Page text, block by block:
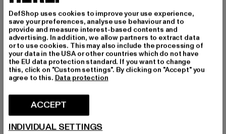
Tilaisuus: Arkivaatteet
Akselin korkeus: korkea yläosa
Tuotemerkki: Tom Tailor
Kategoria: Vapaa-ajan kengät
Color: braun
Valmistaja väri: brown
Vuori: muu materiaali
Art.Nr: 427030002499-00075
DefShop uses cookies to improve your use experience,
save your preferences, analyse use behaviour and to
provide and measure interest-based contents and
advertising. In addition, we allow partners to extract data
or to use cookies. This may also include the processing of
your data in the USA or other countries which do not have
the EU data protection standard. If you want to change
this, click on "Custom settings". By clicking on "Accept" you
agree to this. Data protection
ACCEPT
INDIVIDUAL SETTINGS